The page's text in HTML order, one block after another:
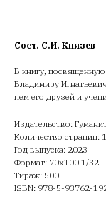
Сост. С.И. Князев
В книгу, посвященную
Владимиру
нем его друзей и
Издательство:
Количество страниц:
Год выпуска: 2023
Формат: 70х100 1/32
Тираж: 500
ISBN: 978-5-93762-